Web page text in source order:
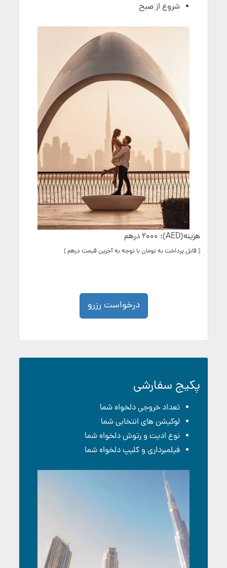
شروع از صبح
هزینه(AED): 2000 درهم
( قابل پرداخت به تومان با توجه به آخرین قیمت درهم )
درخواست رزرو
پکیج سفارشی
تعداد خروجی دلخواه شما
لوکیشن های انتخابی شما
نوع ادیت و رتوش دلخواه شما
فیلمبرداری و کلیپ دلخواه شما